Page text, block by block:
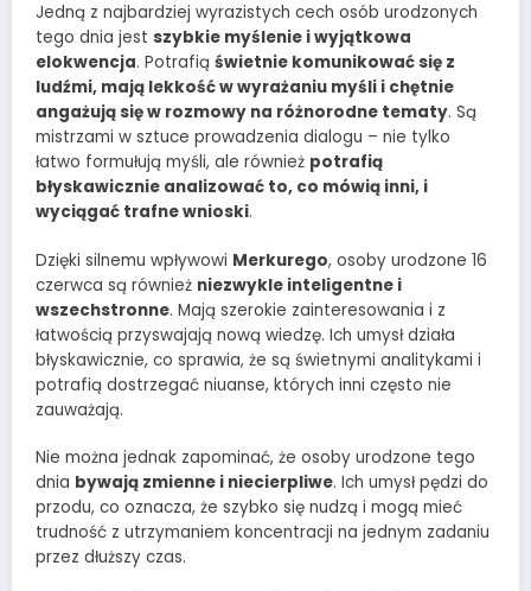
Jedną z najbardziej wyrazistych cech osób urodzonych
tego dnia jest szybkie myślenie i wyjątkowa
elokwencja. Potrafią świetnie komunikować się z
ludźmi, mają lekkość w wyrażaniu myśli i chętnie
angażują się w rozmowy na różnorodne tematy. Są
mistrzami w sztuce prowadzenia dialogu – nie tylko
łatwo formułują myśli, ale również potrafią
błyskawicznie analizować to, co mówią inni, i
wyciągać trafne wnioski.
Dzięki silnemu wpływowi Merkurego, osoby urodzone 16
czerwca są również niezwykle inteligentne i
wszechstronne. Mają szerokie zainteresowania i z
łatwością przyswajają nową wiedzę. Ich umysł działa
błyskawicznie, co sprawia, że są świetnymi analitykami i
potrafią dostrzegać niuanse, których inni często nie
zauważają.
Nie można jednak zapominać, że osoby urodzone tego
dnia bywają zmienne i niecierpliwe. Ich umysł pędzi do
przodu, co oznacza, że szybko się nudzą i mogą mieć
trudność z utrzymaniem koncentracji na jednym zadaniu
przez dłuższy czas.